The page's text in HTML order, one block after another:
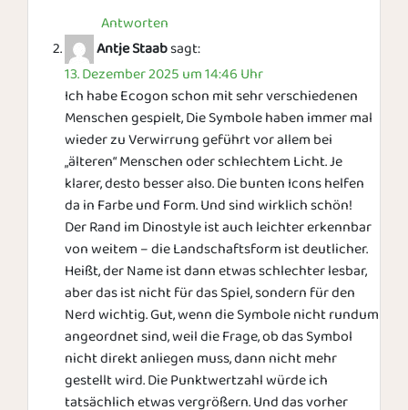
Antworten
Antje Staabsagt:
13. Dezember 2025 um 14:46 Uhr
Ich habe Ecogon schon mit sehr verschiedenen
Menschen gespielt, Die Symbole haben immer mal
wieder zu Verwirrung geführt vor allem bei
„älteren“ Menschen oder schlechtem Licht. Je
klarer, desto besser also. Die bunten Icons helfen
da in Farbe und Form. Und sind wirklich schön!
Der Rand im Dinostyle ist auch leichter erkennbar
von weitem – die Landschaftsform ist deutlicher.
Heißt, der Name ist dann etwas schlechter lesbar,
aber das ist nicht für das Spiel, sondern für den
Nerd wichtig. Gut, wenn die Symbole nicht rundum
angeordnet sind, weil die Frage, ob das Symbol
nicht direkt anliegen muss, dann nicht mehr
gestellt wird. Die Punktwertzahl würde ich
tatsächlich etwas vergrößern. Und das vorher